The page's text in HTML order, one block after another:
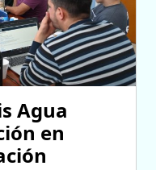
Agua
en